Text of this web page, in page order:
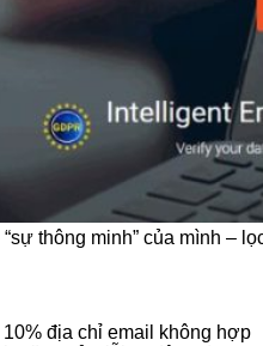
thông minh” của mình –
địa chỉ email không hợp